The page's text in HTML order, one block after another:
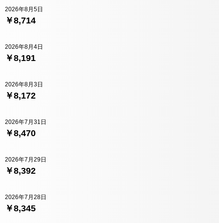
￥8,714
2026年8月5日
￥8,191
2026年8月4日
￥8,172
2026年8月3日
￥8,470
2026年7月31日
￥8,392
2026年7月29日
￥8,345
2026年7月28日